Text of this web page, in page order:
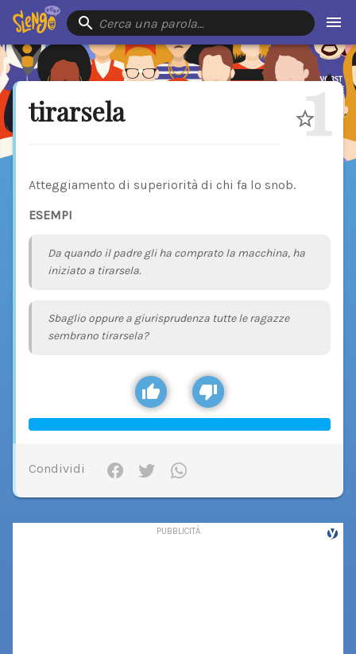
Cerca una parola…
tirarsela 1
Atteggiamento di superiorità di chi fa lo snob.
ESEMPI
Da quando il padre gli ha comprato la macchina, ha
iniziato a tirarsela.
Sbaglio oppure a giurisprudenza tutte le ragazze
sembrano tirarsela?
Condividi